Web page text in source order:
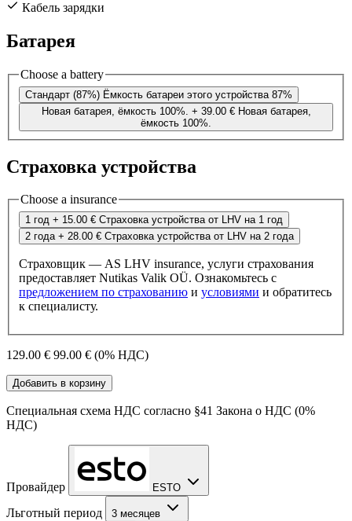
Кабель зарядки
Батарея
Choose a battery
Стандарт (87%) Ёмкость батареи этого устройства 87%
Новая батарея, ёмкость 100%. + 39.00 € Новая батарея,
ёмкость 100%.
Страховка устройства
Choose a insurance
1 год + 15.00 € Страховка устройства от LHV на 1 год
2 года + 28.00 € Страховка устройства от LHV на 2 года
Страховщик — AS LHV insurance, услуги страхования
предоставляет Nutikas Valik OÜ. Ознакомьтесь с
предложением по страхованию и условиями и обратитесь
к специалисту.
129.00 € 99.00 € (0% НДС)
Добавить в корзину
Специальная схема НДС согласно §41 Закона о НДС (0%
НДС)
Провайдер ESTO
Льготный период 3 месяцев